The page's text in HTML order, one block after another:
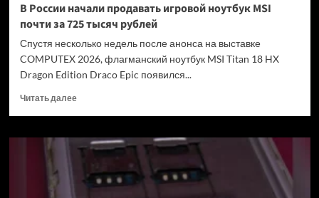
чем
у
Big
Mac
В России начали продавать игровой ноутбук MSI
почти за 725 тысяч рублей
Спустя несколько недель после анонса на выставке
COMPUTEX 2026, флагманский ноутбук MSI Titan 18 HX
Dragon Edition Draco Epic появился...
Читать далееПрочитать
В
России
продавать
игровой